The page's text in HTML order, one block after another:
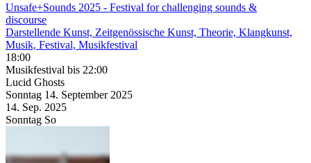
Unsafe+Sounds 2025 - Festival for challenging sounds &
discourse
Darstellende Kunst, Zeitgenössische Kunst, Theorie, Klangkunst,
Musik, Festival, Musikfestival
18:00
Musikfestival bis 22:00
Lucid Ghosts
Sonntag 14. September 2025
14. Sep. 2025
Sonntag So